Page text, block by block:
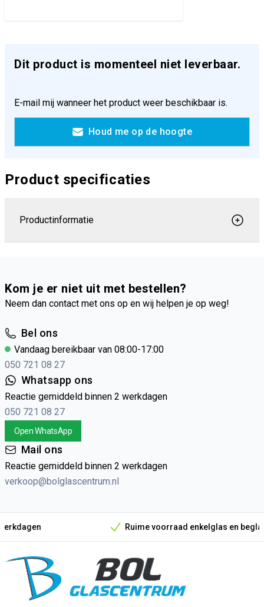
Dit product is momenteel niet leverbaar.
E-mail mij wanneer het product weer beschikbaar is.
Houd me op de hoogte
Product specificaties
Productinformatie
Kom je er niet uit met bestellen?
Neem dan contact met ons op en wij helpen je op weg!
Bel ons
Vandaag bereikbaar van 08:00-17:00
050 721 08 27
Whatsapp ons
Reactie gemiddeld binnen 2 werkdagen
050 721 08 27
Open WhatsApp
Mail ons
Reactie gemiddeld binnen 2 werkdagen
verkoop@bolglascentrum.nl
Onze unieke verkoopargumenten
Ruime voorraad enkelglas en